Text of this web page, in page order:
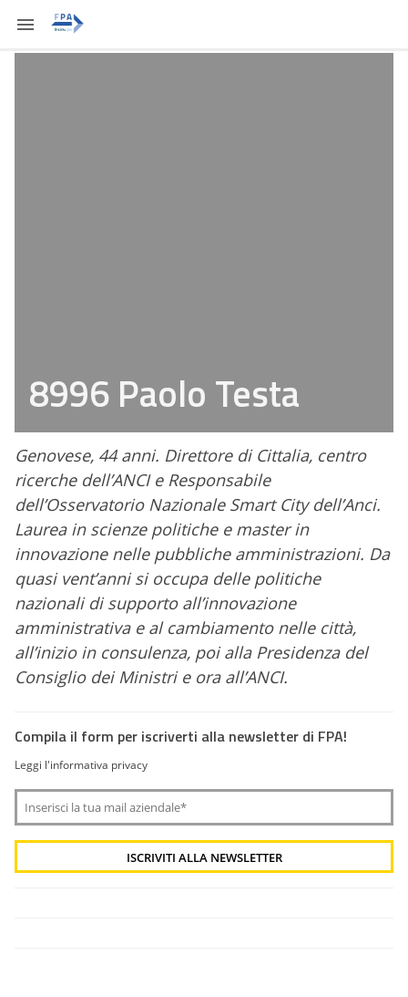
8996 Paolo Testa
Genovese, 44 anni. Direttore di Cittalia, centro
ricerche dell’ANCI e Responsabile
dell’Osservatorio Nazionale Smart City dell’Anci.
Laurea in scienze politiche e master in
innovazione nelle pubbliche amministrazioni. Da
quasi vent’anni si occupa delle politiche
nazionali di supporto all’innovazione
amministrativa e al cambiamento nelle città,
all’inizio in consulenza, poi alla Presidenza del
Consiglio dei Ministri e ora all’ANCI.
Compila il form per iscriverti alla newsletter di FPA!
Leggi l'informativa privacy